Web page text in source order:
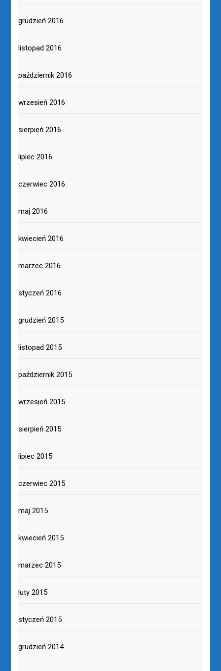
grudzień 2016
listopad 2016
październik 2016
wrzesień 2016
sierpień 2016
lipiec 2016
czerwiec 2016
maj 2016
kwiecień 2016
marzec 2016
styczeń 2016
grudzień 2015
listopad 2015
październik 2015
wrzesień 2015
sierpień 2015
lipiec 2015
czerwiec 2015
maj 2015
kwiecień 2015
marzec 2015
luty 2015
styczeń 2015
grudzień 2014